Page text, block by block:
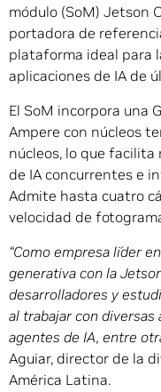
módulo (SoM) Jetson
portadora de
plataforma ideal para
aplicaciones de IA de
El SoM incorpora una
Ampere con núcleos
núcleos, lo que
de IA concurrentes e
Admite hasta cuatro
velocidad de
“Como empresa líder
generativa con la
desarrolladores y
al trabajar con diversas
agentes de IA, entre
Aguiar, director de la
América Latina.